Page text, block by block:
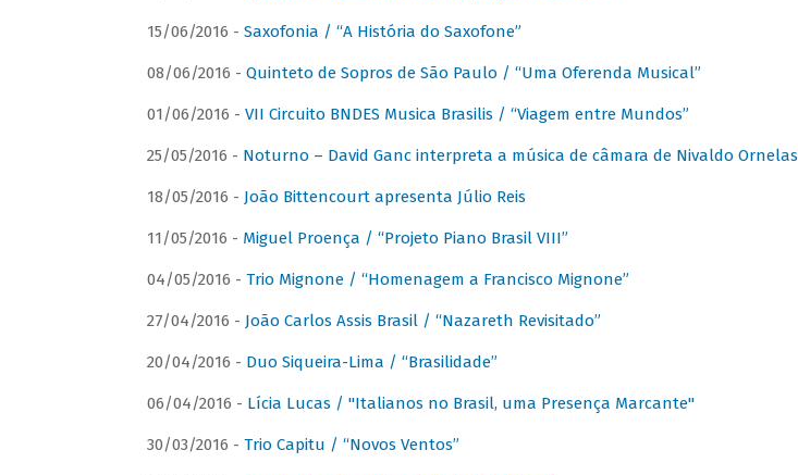
15/06/2016 - Saxofonia / “A História do Saxofone”
08/06/2016 - Quinteto de Sopros de São Paulo / “Uma Oferenda Musical”
01/06/2016 - VII Circuito BNDES Musica Brasilis / “Viagem entre Mundos”
25/05/2016 - Noturno – David Ganc interpreta a música de câmara de Nivaldo Ornelas
18/05/2016 - João Bittencourt apresenta Júlio Reis
11/05/2016 - Miguel Proença / “Projeto Piano Brasil VIII”
04/05/2016 - Trio Mignone / “Homenagem a Francisco Mignone”
27/04/2016 - João Carlos Assis Brasil / “Nazareth Revisitado”
20/04/2016 - Duo Siqueira-Lima / “Brasilidade”
06/04/2016 - Lícia Lucas / "Italianos no Brasil, uma Presença Marcante"
30/03/2016 - Trio Capitu / “Novos Ventos”